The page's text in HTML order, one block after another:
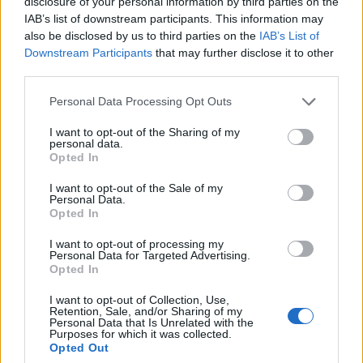
IAB’s list of downstream participants. This information may
also be disclosed by us to third parties on the IAB’s List of
Downstream Participants that may further disclose it to other
Personal Data Processing Opt Outs
I want to opt-out of the Sharing of my
personal data.
Opted In
I want to opt-out of the Sale of my
Personal Data.
Opted In
I want to opt-out of processing my
Personal Data for Targeted Advertising.
Opted In
I want to opt-out of Collection, Use,
Retention, Sale, and/or Sharing of my
Personal Data that Is Unrelated with the
Purposes for which it was collected.
Opted Out
HOZZÁSZÓLOK A CIKKHEZ
Save my name, email, and website in this browser for the
next time I comment.